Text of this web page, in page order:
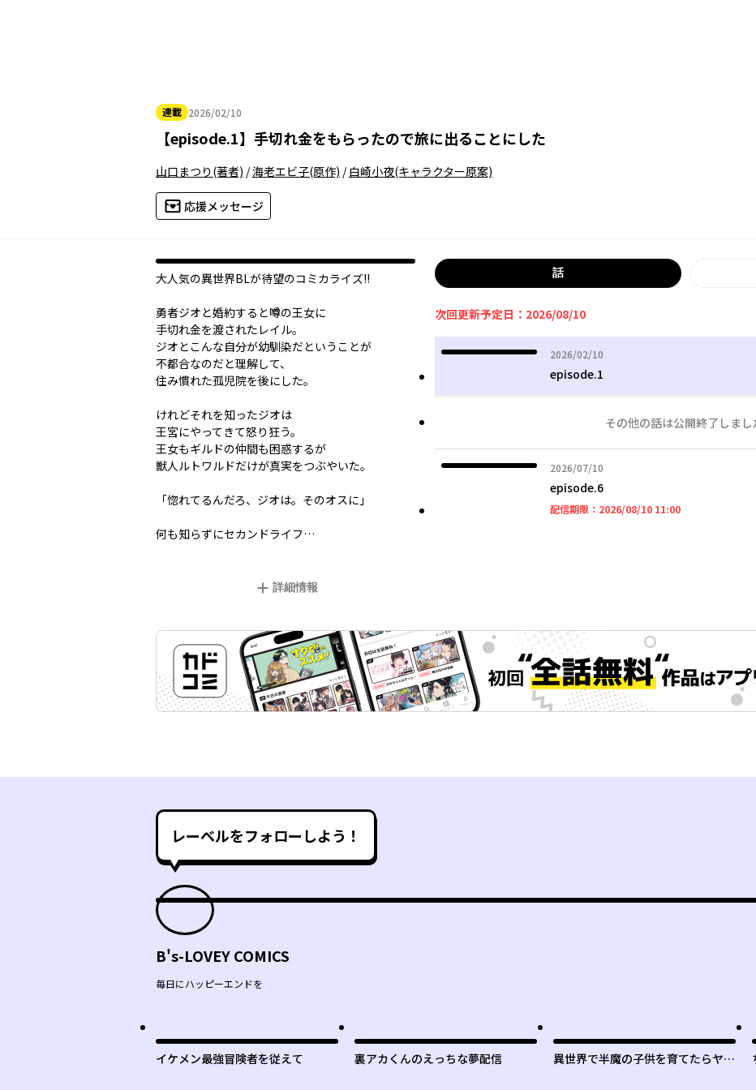
連載 2026/02/10
2026年02月10日
【episode.1】 手切れ金をもらったので旅に出ることにした
山口まつり (著者) /海老エビ子(原作) /白崎小夜(キャラクター原案)
応援メッセージ
大人気の異世界BLが待望のコミカライズ!!
勇者ジオと婚約すると噂の王女に
手切れ金を渡されたレイル。
ジオとこんな自分が幼馴染だということが
不都合なのだと理解して、
住み慣れた孤児院を後にした。
けれどそれを知ったジオは
王宮にやってきて怒り狂う。
王女もギルドの仲間も困惑するが
獣人ルトワルドだけが真実をつぶやいた。
「惚れてるんだろ、ジオは。そのオスに」
何も知らずにセカンドライフ…
詳細情報
話
次回更新予定日：2026/08/10
2026/02/10
2026年02月10日
episode.1
その他の話は公開終了しまし
2026/07/10
2026年07月10日
episode.6
配信期限： 2026/08/10 11:002026年08月10日
レーベルをフォローしよう！
B's-LOVEY COMICS
毎日にハッピーエンドを
イケメン最強冒険者を従えて 裏アカくんのえっちな夢配信
異世界で半魔の子供を育てたらヤン